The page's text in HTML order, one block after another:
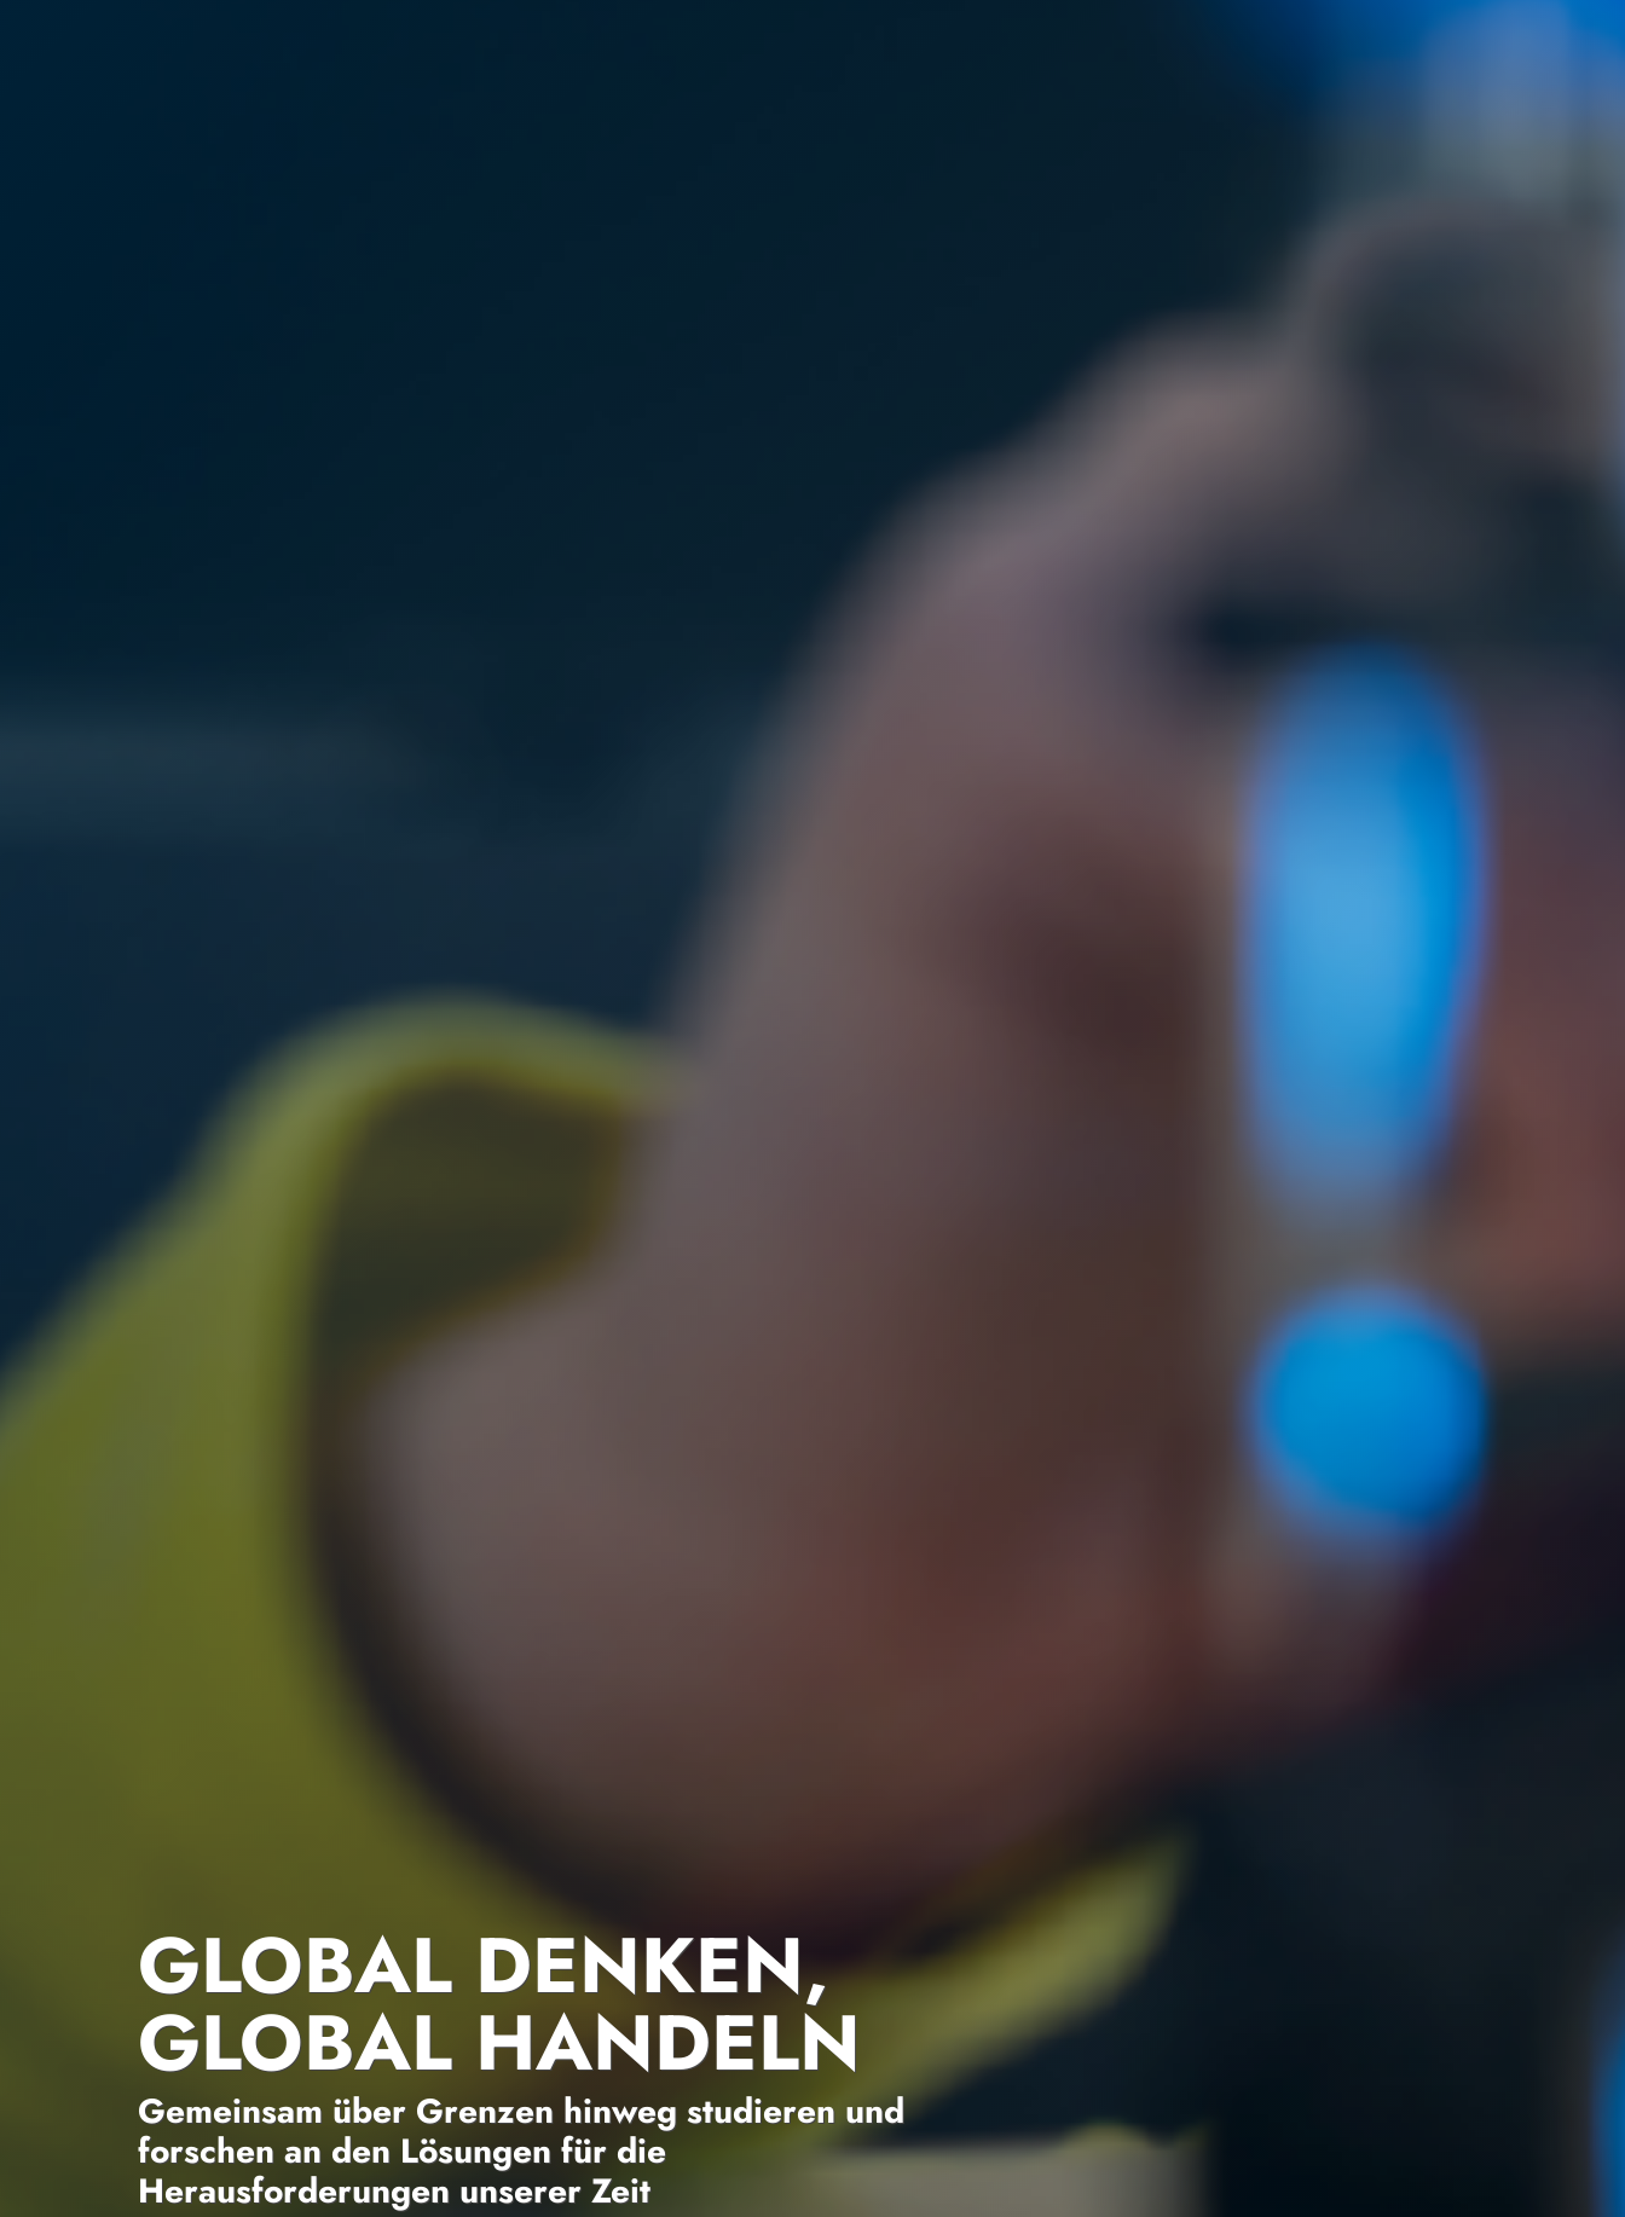
GLOBAL DENKEN,
GLOBAL HANDELN
Gemeinsam über Grenzen hinweg studieren und
forschen an den Lösungen für die
Herausforderungen unserer Zeit